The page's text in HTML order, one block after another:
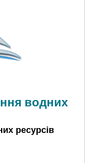
водних
ресурсів